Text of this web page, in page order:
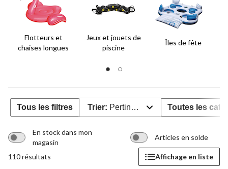
Flotteurs et
chaises longues
Jeux et jouets de
piscine
Îles de fête
Tous les filtres Trier: Pertinence Toutes les
En stock dans mon
magasin
Articles en solde
110 résultats Affichage en liste